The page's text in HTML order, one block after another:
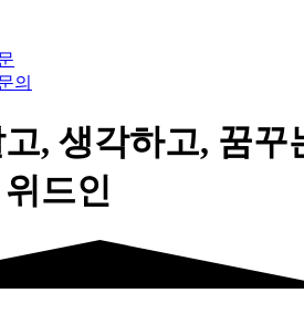
의
, 생각하고, 꿈꾸
드인